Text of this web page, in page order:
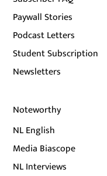
Paywall Stories
Podcast Letters
Student Subscription
Newsletters
Noteworthy
NL English
Media Biascope
NL Interviews